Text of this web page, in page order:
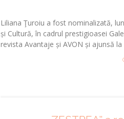
Liliana Ţuroiu a fost nominalizată,
și Cultură, în cadrul prestigioasei
revista Avantaje și AVON și ajunsă la